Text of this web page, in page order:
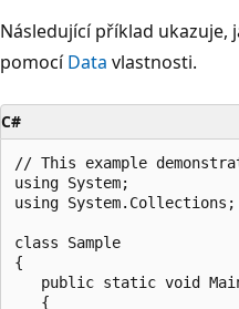
Následující příklad
pomocíData vlastnosti.
C#
// This example
using System;
using System.Collections;
class Sample
{
public static void
   {